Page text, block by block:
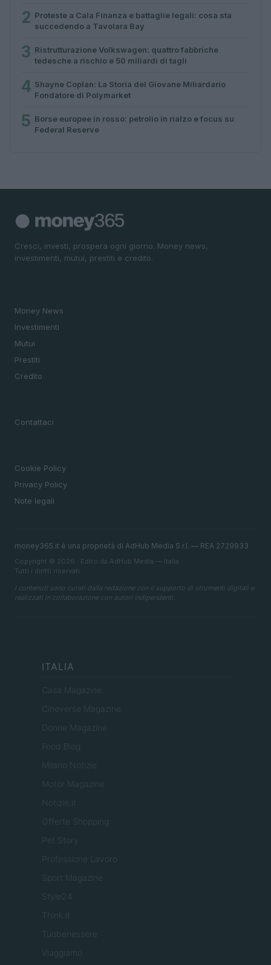
2 Proteste a Cala Finanza e battaglie legali: cosa sta
succedendo a Tavolara Bay
3 Ristrutturazione Volkswagen: quattro fabbriche
tedesche a rischio e 50 miliardi di tagli
4 Shayne Coplan: La Storia del Giovane Miliardario
Fondatore di Polymarket
5 Borse europee in rosso: petrolio in rialzo e focus su
Federal Reserve
Cresci, investi, prospera ogni giorno. Money news,
investimenti, mutui, prestiti e credito.
Money News
Investimenti
Mutui
Prestiti
Credito
Contattaci
Cookie Policy
Privacy Policy
Note legali
money365.it è una proprietà di AdHub Media S.r.l. — REA 2729933
Copyright © 2026 · Edito da AdHub Media — Italia
Tutti i diritti riservati
I contenuti sono curati dalla redazione con il supporto di strumenti digitali e
realizzati in collaborazione con autori indipendenti.
ITALIA
Casa Magazine
Cineverse Magazine
Donne Magazine
Food Blog
Milano Notizie
Motor Magazine
Notizie.it
Offerte Shopping
Pet Story
Professione Lavoro
Sport Magazine
Style24
Think.it
Tuobenessere
Viaggiamo